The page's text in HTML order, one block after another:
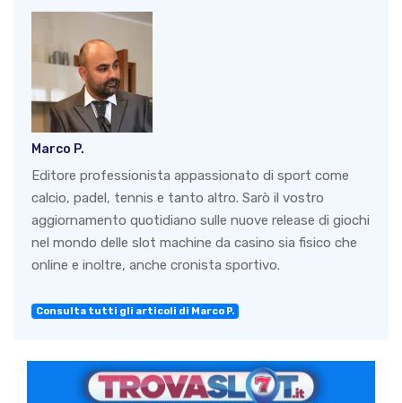
Marco P.
Editore professionista appassionato di sport come
calcio, padel, tennis e tanto altro. Sarò il vostro
aggiornamento quotidiano sulle nuove release di giochi
nel mondo delle slot machine da casino sia fisico che
online e inoltre, anche cronista sportivo.
Consulta tutti gli articoli di Marco P.